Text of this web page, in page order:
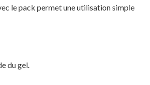
le pack permet une utilisation simple
du gel.